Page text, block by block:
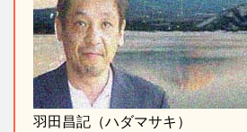
羽田昌記（ハダマサキ）